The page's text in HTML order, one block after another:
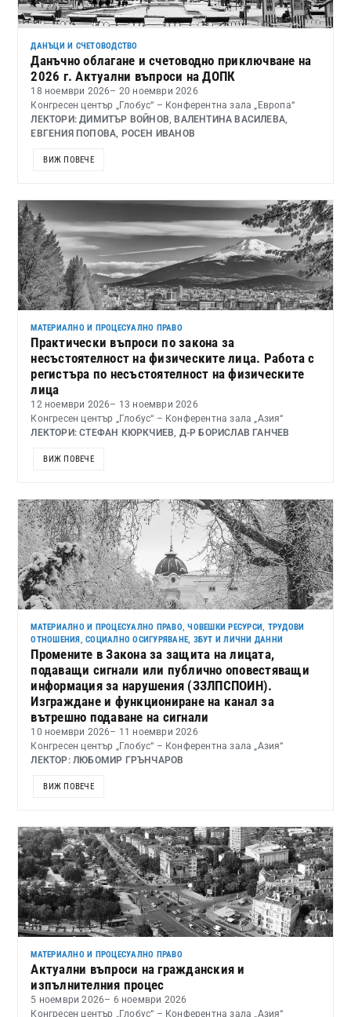
ДАНЪЦИ И СЧЕТОВОДСТВО
Данъчно облагане и счетоводно приключване на
2026 г. Актуални въпроси на ДОПК
18 ноември 2026– 20 ноември 2026
Конгресен център „Глобус“ – Конферентна зала „Европа“
ЛЕКТОРИ: ДИМИТЪР ВОЙНОВ, ВАЛЕНТИНА ВАСИЛЕВА,
ЕВГЕНИЯ ПОПОВА, РОСЕН ИВАНОВ
ВИЖ ПОВЕЧЕ
МАТЕРИАЛНО И ПРОЦЕСУАЛНО ПРАВО
Практически въпроси по закона за
несъстоятелност на физическите лица. Работа с
регистъра по несъстоятелност на физическите
лица
12 ноември 2026– 13 ноември 2026
Конгресен център „Глобус“ – Конферентна зала „Азия“
ЛЕКТОРИ: СТЕФАН КЮРКЧИЕВ, Д-Р БОРИСЛАВ ГАНЧЕВ
ВИЖ ПОВЕЧЕ
МАТЕРИАЛНО И ПРОЦЕСУАЛНО ПРАВО,ЧОВЕШКИ РЕСУРСИ, ТРУДОВИ
ОТНОШЕНИЯ, СОЦИАЛНО ОСИГУРЯВАНЕ, ЗБУТ И ЛИЧНИ ДАННИ
Промените в Закона за защита на лицата,
подаващи сигнали или публично оповестяващи
информация за нарушения (ЗЗЛПСПОИН).
Изграждане и функциониране на канал за
вътрешно подаване на сигнали
10 ноември 2026– 11 ноември 2026
Конгресен център „Глобус“ – Конферентна зала „Азия“
ЛЕКТОР: ЛЮБОМИР ГРЪНЧАРОВ
ВИЖ ПОВЕЧЕ
МАТЕРИАЛНО И ПРОЦЕСУАЛНО ПРАВО
Актуални въпроси на гражданския и
изпълнителния процес
5 ноември 2026– 6 ноември 2026
Конгресен център „Глобус“ – Конферентна зала „Азия“